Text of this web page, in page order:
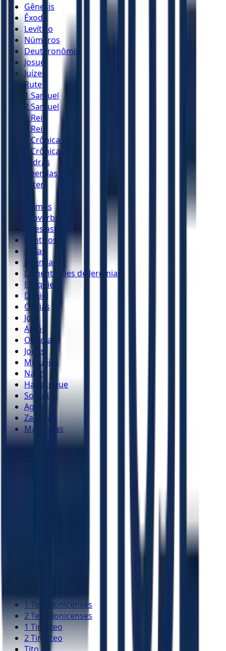
Gênesis
Êxodo
Levítico
Números
Deuteronômio
Josué
Juízes
Rute
1 Samuel
2 Samuel
1 Reis
2 Reis
1 Crônicas
2 Crônicas
Esdras
Neemias
Ester
Salmos
Provérbios
Eclesiastes
Cânticos
Isaías
Jeremias
Lamentações de Jeremias
Ezequiel
Daniel
Oséias
Joel
Amós
Obadias
Jonas
Miquéias
Naum
Habacuque
Sofonias
Ageu
Zacarias
Malaquias
1 Tessalonicenses
2 Tessalonicenses
1 Timóteo
2 Timóteo